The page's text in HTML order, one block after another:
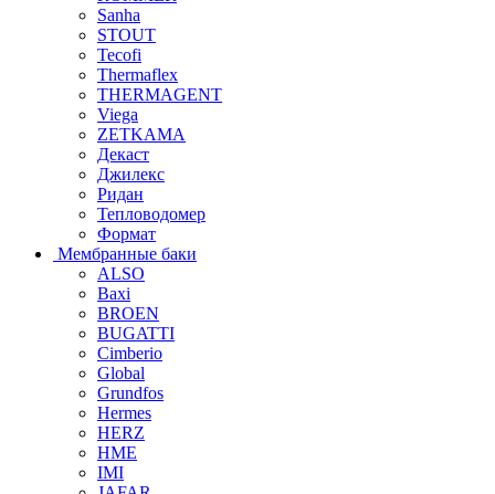
Sanha
STOUT
Tecofi
Thermaflex
THERMAGENT
Viega
ZETKAMA
Декаст
Джилекс
Ридан
Тепловодомер
Формат
Мембранные баки
ALSO
Baxi
BROEN
BUGATTI
Cimberio
Global
Grundfos
Hermes
HERZ
HME
IMI